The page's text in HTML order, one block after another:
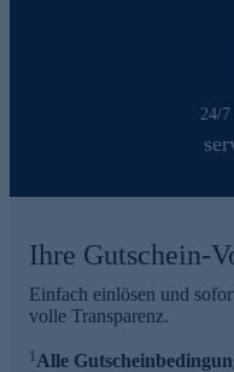
24/
Ihre Gutschein-
Einfach einlösen und
volle Transparenz.
1Alle